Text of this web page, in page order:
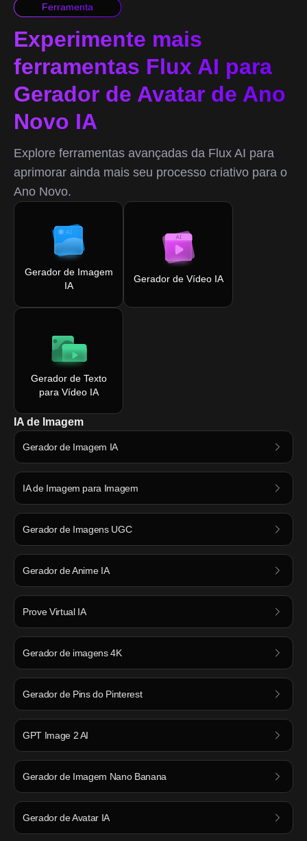
Ferramenta
Experimente mais
ferramentas Flux AI para
Gerador de Avatar de Ano
Novo IA
Explore ferramentas avançadas da Flux AI para
aprimorar ainda mais seu processo criativo para o
Ano Novo.
Gerador de Imagem
IA
Gerador de Vídeo IA
Gerador de Texto
para Vídeo IA
IA de Imagem
Gerador de Imagem IA
IA de Imagem para Imagem
Gerador de Imagens UGC
Gerador de Anime IA
Prove Virtual IA
Gerador de imagens 4K
Gerador de Pins do Pinterest
GPT Image 2 AI
Gerador de Imagem Nano Banana
Gerador de Avatar IA